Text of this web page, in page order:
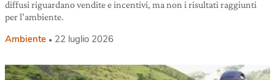
diffusi riguardano vendite e incentivi, ma non i risultati raggiunti
per l’ambiente.
Ambiente 22 luglio 2026